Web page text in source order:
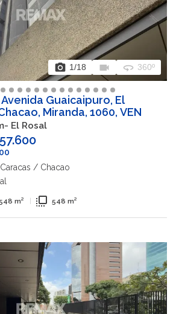
photo_camera 1/18 videocam 360 360º
Guaicaipuro, El
Miranda, 1060, VEN
El Rosal
Caracas / Chacao
m² flip_to_front 548 m²